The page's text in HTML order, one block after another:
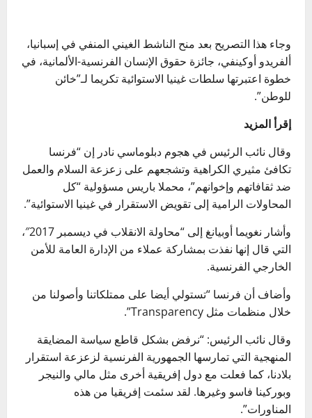
وجاء هذا التصريح بعد منح الناشط الغيني المنفي في إسبانيا،
ألفريدو أوكينفي، جائزة حقوق الإنسان الفرنسية-الألمانية، في
خطوة اعتبرتها سلطات غينيا الاستوائية تكريما لـ”خائن
للوطن”.
إقرأ المزيد
وقال نائب الرئيس في هجوم دبلوماسي نادر إن “فرنسا
تكافئ مثيري الكراهية وتشجعهم على زعزعة السلام والعمل
ضد ثقافاتهم وإخوانهم”، محملا باريس مسؤولية “كل
المحاولات الرامية إلى تقويض الاستقرار في غينيا الاستوائية”.
وأشار نغويما أوبيانغ إلى “محاولة الانقلاب في ديسمبر 2017″،
التي قال إنها نفذت بمشاركة عملاء من الإدارة العامة للأمن
الخارجي الفرنسية.
وأضاف أن فرنسا “تستولي أيضا على ممتلكاتنا وأصولنا من
خلال منظمات مثل Transparency”.
وقال نائب الرئيس: “نرفض بشكل قاطع سياسة المضايقة
المنهجية التي تمارسها الجمهورية الفرنسية لزعزعة استقرار
بلادنا، كما فعلت مع دول إفريقية أخرى مثل مالي والنيجر
وبوركينا فاسو وغيرها. لقد سئمت إفريقيا من هذه
المناورات”.